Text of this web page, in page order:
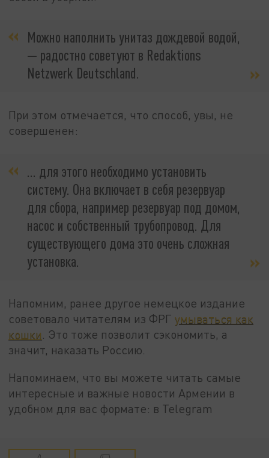
Можно наполнить унитаз дождевой водой,
— радостно советуют в Redaktions
Netzwerk Deutschland.
При этом отмечается, что способ, увы, не
совершенен:
... для этого необходимо установить
систему. Она включает в себя резервуар
для сбора, например резервуар под домом,
насос и собственный трубопровод. Для
существующего дома это очень сложная
установка.
Напомним, ранее другое немецкое издание
советовало читателям из ФРГумываться как
кошки . Это тоже позволит сэкономить, а
значит, наказать Россию.
Напоминаем, что вы можете читать самые
интересные и важные новости Армении в
удобном для вас формате: в Telegram